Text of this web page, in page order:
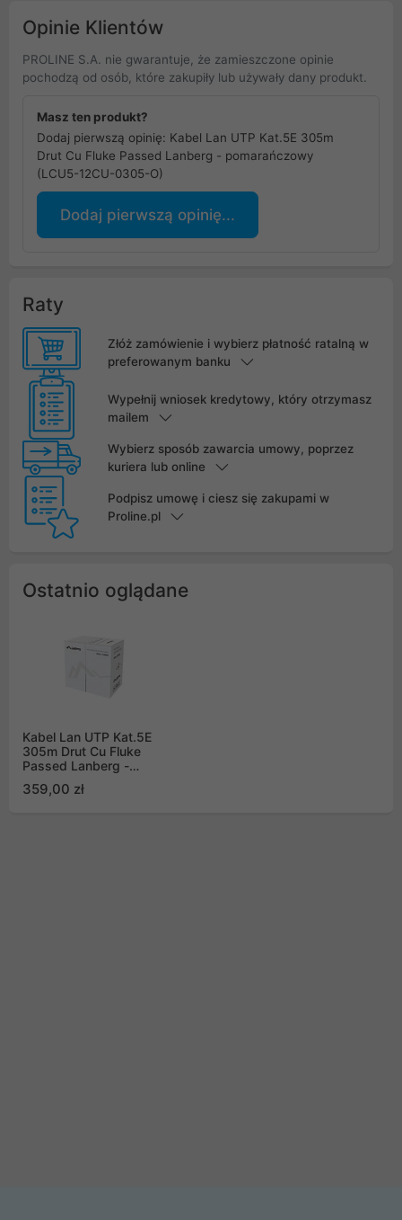
Opinie Klientów
PROLINE S.A. nie gwarantuje, że zamieszczone opinie
pochodzą od osób, które zakupiły lub używały dany produkt.
Masz ten produkt?
Dodaj pierwszą opinię: Kabel Lan UTP Kat.5E 305m
Drut Cu Fluke Passed Lanberg - pomarańczowy
(LCU5-12CU-0305-O)
Dodaj pierwszą opinię...
Raty
Złóż zamówienie i wybierz płatność ratalną w
preferowanym banku
Wypełnij wniosek kredytowy, który otrzymasz
mailem
Wybierz sposób zawarcia umowy, poprzez
kuriera lub online
Podpisz umowę i ciesz się zakupami w
Proline.pl
Ostatnio oglądane
Kabel Lan UTP Kat.5E
305m Drut Cu Fluke
Passed Lanberg -
12CU-0305-O)
359,00 zł